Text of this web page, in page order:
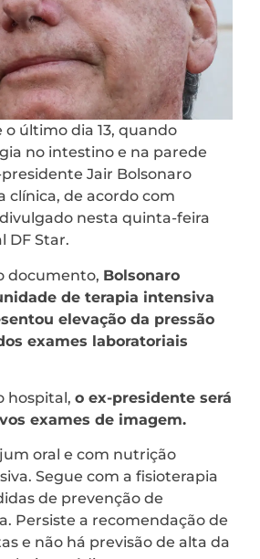
último dia 13, quando
no intestino e na parede
Jair Bolsonaro
clínica, de acordo com
nesta quinta-feira
DF Star.
documento, Bolsonaro
de terapia intensiva
elevação da pressão
exames laboratoriais
hospital, o ex-presidente será
exames de imagem.
oral e com nutrição
Segue com a fisioterapia
de prevenção de
Persiste a recomendação de
e não há previsão de alta da